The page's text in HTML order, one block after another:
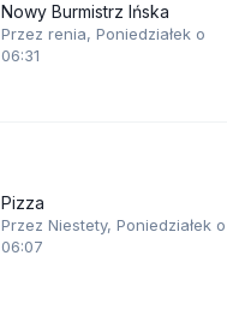
Nowy Burmistrz Ińska
Przez renia, Poniedziałek o
06:31
Pizza
Przez Niestety, Poniedziałek o
06:07